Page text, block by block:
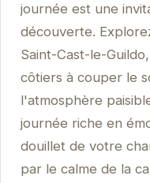
journée est une
découverte.
Saint-Cast-le-
côtiers à couper le
l'atmosphère
journée riche en
douillet de votre
par le calme de la